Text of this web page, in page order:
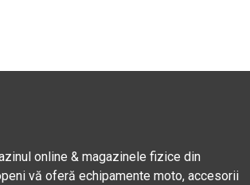
online & magazinele fizice din
vă oferă echipamente moto, accesorii